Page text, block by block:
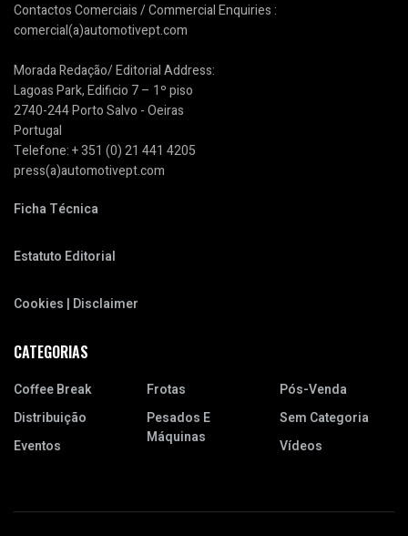
Contactos Comerciais / Commercial Enquiries :
comercial(a)automotivept.com
Morada Redação/ Editorial Address:
Lagoas Park, Edificio 7 – 1º piso
2740-244 Porto Salvo - Oeiras
Portugal
Telefone: + 351 (0) 21 441 4205
press(a)automotivept.com
Ficha Técnica
Estatuto Editorial
Cookies | Disclaimer
CATEGORIAS
Coffee Break
Distribuição
Eventos
Frotas
Pesados E
Máquinas
Pós-Venda
Sem Categoria
Vídeos